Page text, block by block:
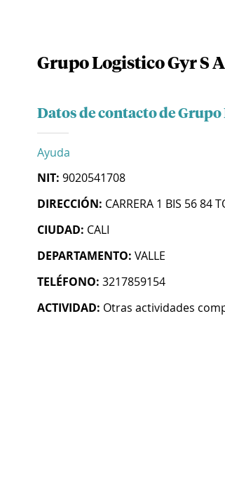
Grupo Logistico Gyr S A
Datos de contacto de Grupo
Ayuda
NIT: 9020541708
DIRECCIÓN: CARRERA 1 BIS 56 84
CIUDAD: CALI
DEPARTAMENTO: VALLE
TELÉFONO: 3217859154
ACTIVIDAD: Otras actividades